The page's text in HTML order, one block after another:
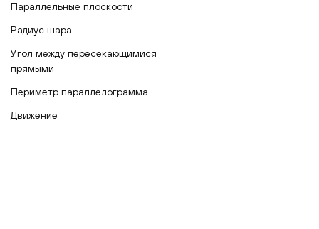
Параллельные плоскости
Радиус шара
Угол между пересекающимися
прямыми
Периметр параллелограмма
Движение